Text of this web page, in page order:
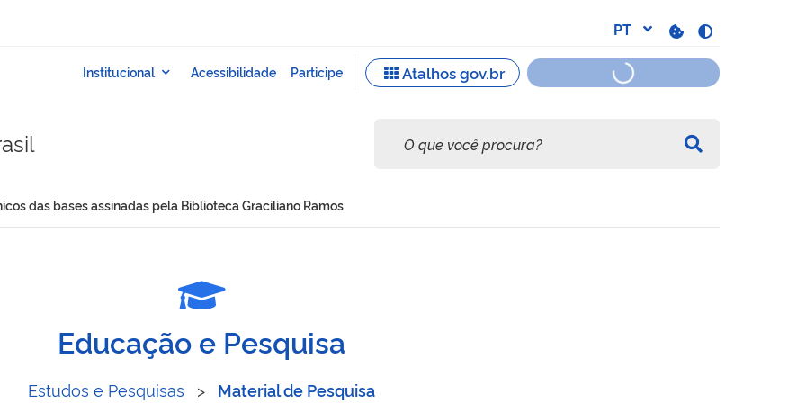
das bases assinadas pela Biblioteca Graciliano Ramos
Educação e Pesquisa
Estudos e Pesquisas > Material de Pesquisa